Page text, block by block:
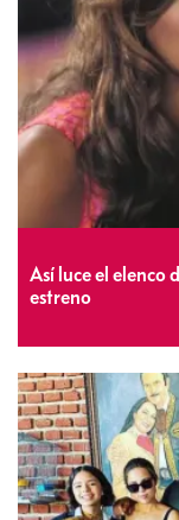
Así luce el elenco
estreno